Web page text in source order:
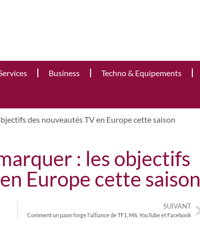
Business Techno & Equipements
des nouveautés TV en Europe cette saison
: les objectifs
Europe cette saison
SUIVANT
Comment un paon forge l’alliance de TF1, M6, YouTube et Facebook